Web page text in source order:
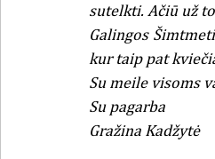
sutelkti. Ačiū už
Galingos
kur taip pat
Su meile visoms
Su pagarba
Gražina Kadžytė